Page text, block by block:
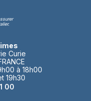
Curie
à 18h00
19h30
00